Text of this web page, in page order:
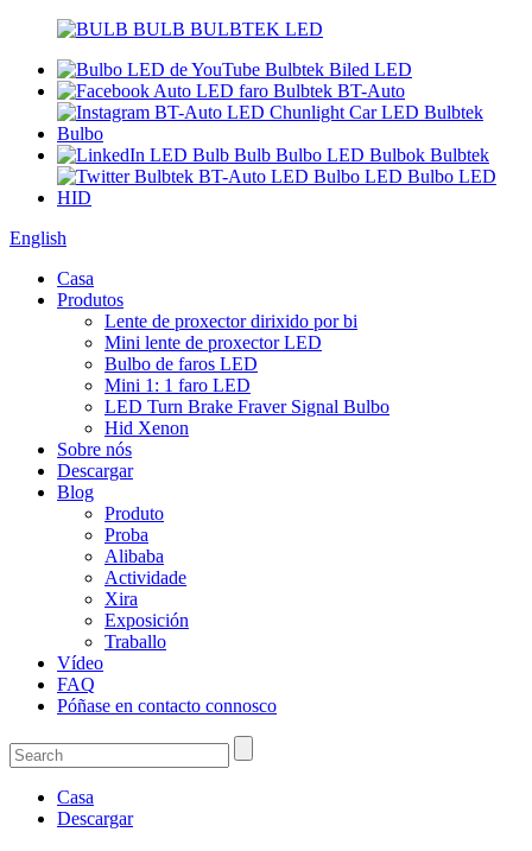
English
Casa
Produtos
Lente de proxector dirixido por bi
Mini lente de proxector LED
Bulbo de faros LED
Mini 1: 1 faro LED
LED Turn Brake Fraver Signal Bulbo
Hid Xenon
Sobre nós
Descargar
Blog
Produto
Proba
Alibaba
Actividade
Xira
Exposición
Traballo
Vídeo
FAQ
Póñase en contacto connosco
Casa
Descargar